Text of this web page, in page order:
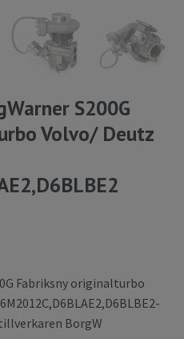
S200G
Volvo/ Deutz
Fabriksny originalturbo
BorgW